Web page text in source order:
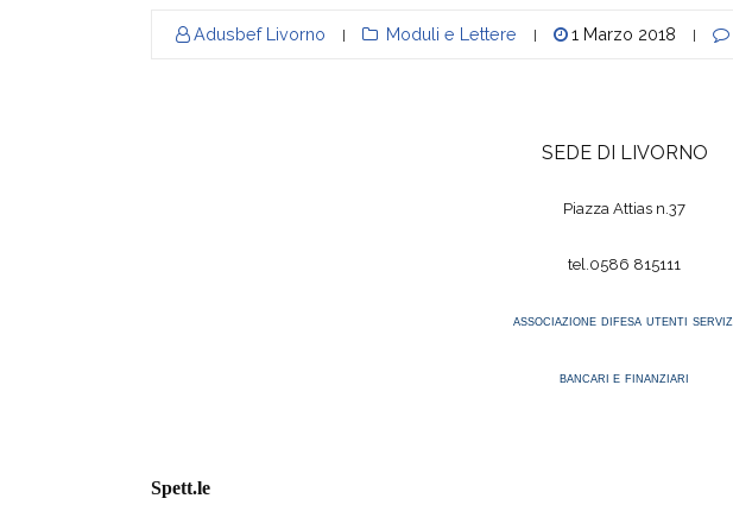
Adusbef Livorno | Moduli e Lettere | 1 Marzo 2018 |
SEDE DI LIVORNO
Piazza Attias n.37
tel.0586 815111
ASSOCIAZIONE DIFESA UTENTI SERVIZI
BANCARI E FINANZIARI
Spett.le